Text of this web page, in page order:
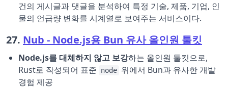
건의 게시글과 댓글을 분석하여 특정 기술, 제품, 기업, 인
물의 언급량 변화를 시계열로 보여주는 서비스이다.
27. Nub - Node.js용 Bun 유사 올인원 툴킷
Node.js를 대체하지 않고 보강하는 올인원 툴킷으로,
Rust로 작성되어 표준
node 위에서 Bun과 유사한 개발
경험 제공